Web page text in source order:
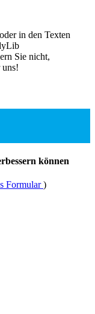
in den Texten
Sie nicht,
uns!
können
Formular)